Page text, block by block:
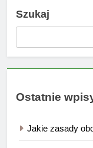
Szukaj
Ostatnie
Jakie zasady